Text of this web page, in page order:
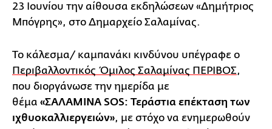
23 Ιουνίου την αίθουσα εκδηλώσεων «Δημήτριος
Μπόγρης», στο Δημαρχείο Σαλαμίνας.
Το κάλεσμα/ καμπανάκι κινδύνου υπέγραφε ο
Περιβαλλοντικός Όμιλος Σαλαμίνας ΠΕΡΙΒΟΣ,
που διοργάνωσε την ημερίδα με
θέμα «ΣΑΛΑΜΙΝΑ SOS: Τεράστια επέκταση των
ιχθυοκαλλιεργειών», με στόχο να ενημερωθούν